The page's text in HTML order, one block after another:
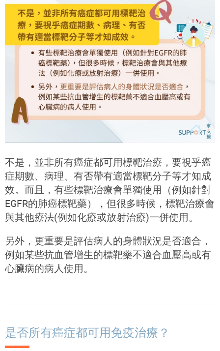
不是，並非所有癌症都可用標靶治療，要視乎癌
症期數、病理、有否帶有適當標靶分子等才知成
效。而且，有些標靶治療會單獨使用（例如針對
EGFR的肺癌標靶藥），但很多時候，標靶治療會
與其他療法(例如化療或放射治療)一併使用。
另外，更重要是評估病人的身體狀況是否適合，
例如某些抗血管增生的標靶藥不適合血壓高或有
心臟病的病人使用。
是否所有癌症都可用免疫治療？